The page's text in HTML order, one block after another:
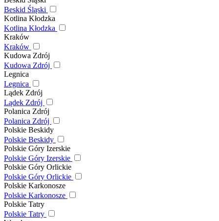
Beskid Śląski
Kotlina Kłodzka
Kotlina Kłodzka
Kraków
Kraków
Kudowa Zdrój
Kudowa Zdrój
Legnica
Legnica
Lądek Zdrój
Lądek Zdrój
Polanica Zdrój
Polanica Zdrój
Polskie Beskidy
Polskie Beskidy
Polskie Góry Izerskie
Polskie Góry Izerskie
Polskie Góry Orlickie
Polskie Góry Orlickie
Polskie Karkonosze
Polskie Karkonosze
Polskie Tatry
Polskie Tatry